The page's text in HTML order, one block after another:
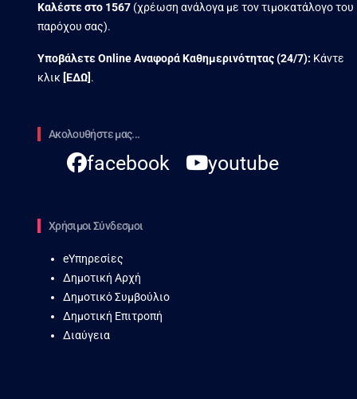
Καλέστε στο 1567 (χρέωση ανάλογα με τον τιμοκατάλογο του
παρόχου σας).
Υποβάλετε Online Αναφορά Kαθημερινότητας (24/7): Κάντε
κλικ [ΕΔΩ] .
Ακολουθήστε μας...
facebook youtube
Χρήσιμοι Σύνδεσμοι
eΥπηρεσίες
Δημοτική Αρχή
Δημοτικό Συμβούλιο
Δημοτική Επιτροπή
Διαύγεια